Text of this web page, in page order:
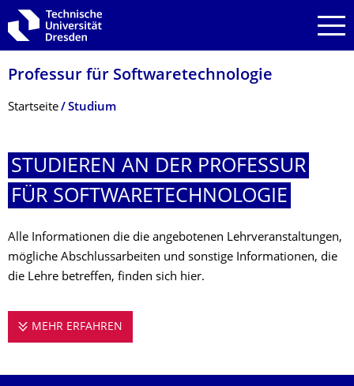
Zur Hauptnavigation springen
Zur Suche springen
Zum Inhalt springen
Professur für Softwaretechnolo­gie
Breadcrumb-Menü
Startseite Studium
STUDIEREN AN DER PROFESSUR
FÜR SOFTWARETECHNO­LOGIE
Alle Informationen die die angebotenen Lehrveranstaltungen,
mögliche Abschlussarbeiten und sonstige Informationen, die
die Lehre betreffen, finden sich hier.
MEHR ERFAHREN